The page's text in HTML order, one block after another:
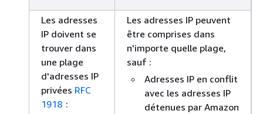
Les adresses
IP doivent se
trouver dans
une plage
d'adresses IP
privées RFC
1918 :
Les adresses IP peuvent
être comprises dans
n'importe quelle plage,
sauf :
Adresses IP en conflit
avec les adresses IP
détenues par Amazon